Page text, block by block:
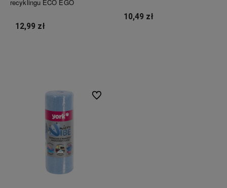
recyklingu ECO EGO
12,99 zł
10,49 zł
Do ulubionych